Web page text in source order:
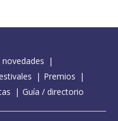
Premios
Guía / directorio